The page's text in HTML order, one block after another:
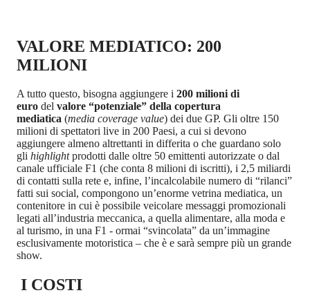
VALORE MEDIATICO: 200
MILIONI
A tutto questo, bisogna aggiungere i 200 milioni di
euro del valore “potenziale” della copertura
mediatica (media coverage value) dei due GP. Gli oltre 150
milioni di spettatori live in 200 Paesi, a cui si devono
aggiungere almeno altrettanti in differita o che guardano solo
gli highlight prodotti dalle oltre 50 emittenti autorizzate o dal
canale ufficiale F1 (che conta 8 milioni di iscritti), i 2,5 miliardi
di contatti sulla rete e, infine, l’incalcolabile numero di “rilanci”
fatti sui social, compongono un’enorme vetrina mediatica, un
contenitore in cui è possibile veicolare messaggi promozionali
legati all’industria meccanica, a quella alimentare, alla moda e
al turismo, in una F1 - ormai “svincolata” da un’immagine
esclusivamente motoristica – che è e sarà sempre più un grande
show.
I COSTI